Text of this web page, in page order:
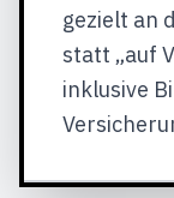
gezielt an
statt „auf
inklusive